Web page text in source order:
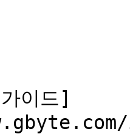
이드]